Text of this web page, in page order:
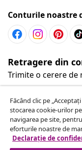
Conturile noastre
Retragere din
Trimite o cerere
Serviciu clienți
Făcând clic pe
stocarea cookie-urilor
navigarea pe site,
eforturile noastre de
Declarație de